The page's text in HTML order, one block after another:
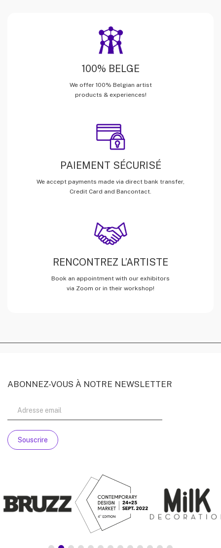
100% BELGE
We offer 100% Belgian artist
products & experiences!
PAIEMENT SÉCURISÉ
We accept payments made via direct bank transfer,
Credit Card and Bancontact.
RENCONTREZ L’ARTISTE
Book an appointment with our exhibitors
via Zoom or in their workshop!
ABONNEZ-VOUS À NOTRE NEWSLETTER